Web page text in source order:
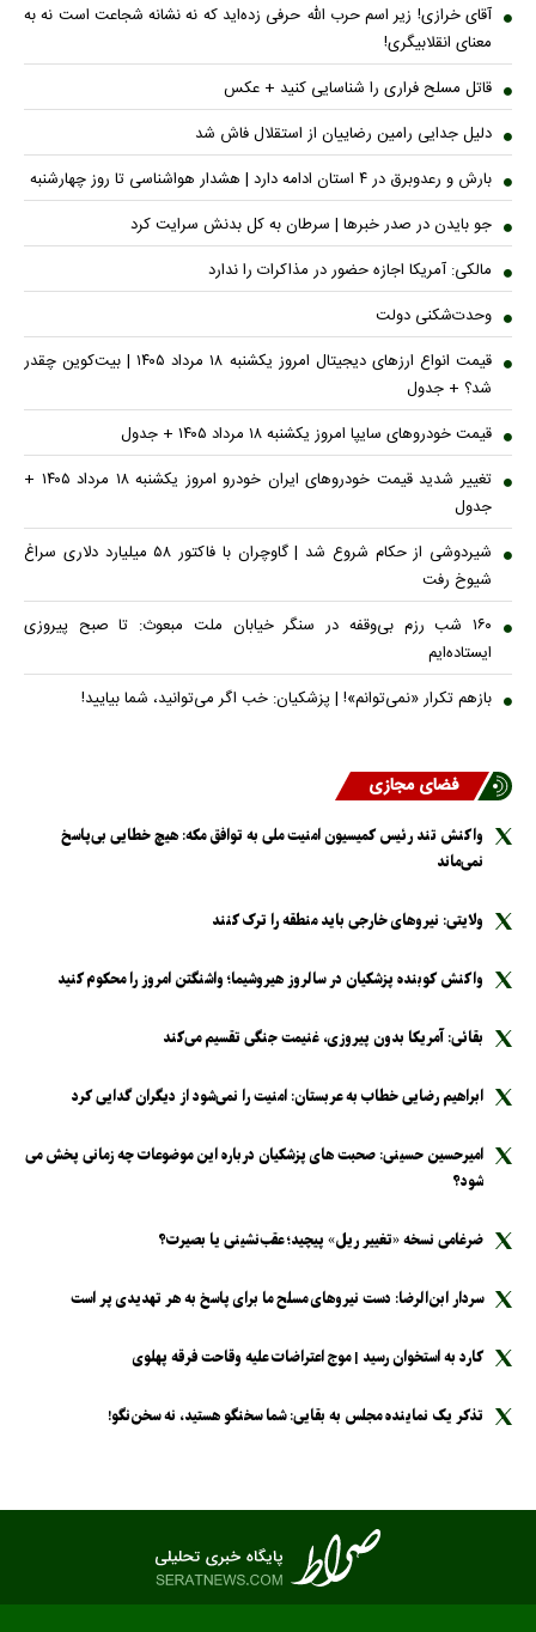
آقای خرازی! زیر اسم حرب الله حرفی زده‌اید که نه نشانه شجاعت است نه به
معنای انقلابیگری!
قاتل مسلح فراری را شناسایی کنید + عکس
دلیل جدایی رامین رضاییان از استقلال فاش شد
بارش و رعدوبرق در ۴ استان ادامه دارد | هشدار هواشناسی تا روز چهارشنبه
جو بایدن در صدر خبر‌ها | سرطان به کل بدنش سرایت کرد
مالکی: آمریکا اجازه حضور در مذاکرات را ندارد
وحدت‌شکنی دولت
قیمت انواع ارز‌های دیجیتال امروز یکشنبه ۱۸ مرداد ۱۴۰۵ | بیت‌کوین چقدر
شد؟ + جدول
قیمت خودرو‌های سایپا امروز یکشنبه ۱۸ مرداد ۱۴۰۵ + جدول
تغییر شدید قیمت خودرو‌های ایران خودرو امروز یکشنبه ۱۸ مرداد ۱۴۰۵ +
جدول
شیردوشی از حکام شروع شد | گاوچران با فاکتور ۵۸ میلیارد دلاری سراغ
شیوخ رفت
۱۶۰ شب رزم بی‌وقفه در سنگر خیابان ملت مبعوث: تا صبح پیروزی
ایستاده‌ایم
بازهم تکرار «نمی‌توانم»! | پزشکیان: خب اگر می‌توانید، شما بیایید!
فضای مجازی
واکنش تند رئیس کمیسیون امنیت ملی به توافق مکه: هیچ خطایی بی‌پاسخ
نمی‌ماند
ولایتی: نیرو‌های خارجی باید منطقه را ترک کنند
واکنش کوبنده پزشکیان در سالروز هیروشیما؛ واشنگتن امروز را محکوم کنید
بقائی: آمریکا بدون پیروزی، غنیمت جنگی تقسیم می‌کند
ابراهیم رضایی خطاب به عربستان: امنیت را نمی‌شود از دیگران گدایی کرد
امیرحسین حسینی: صحبت های پزشکیان درباره این موضوعات چه زمانی پخش می
شود؟
ضرغامی نسخه «تغییر ریل» پیچید؛ عقب‌نشینی یا بصیرت؟
سردار ابن‌الرضا: دست نیرو‌های مسلح ما برای پاسخ به هر تهدیدی پر است
کارد به استخوان رسید | موج اعتراضات علیه وقاحت فرقه پهلوی
تذکر یک نماینده مجلس به بقایی: شما سخنگو هستید، نه سخن‌نگو!